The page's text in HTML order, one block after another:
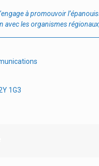
à promouvoir
avec les organismes
1G3